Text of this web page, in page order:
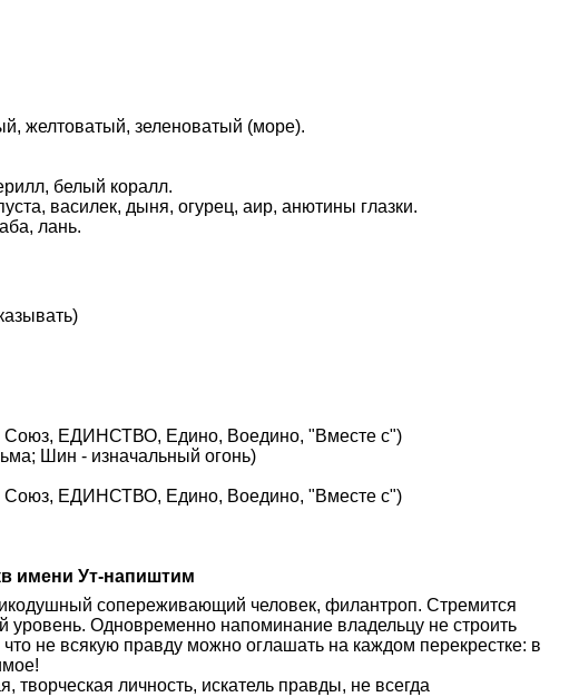
желтоватый, зеленоватый (море).
белый коралл.
василек, дыня, огурец, аир, анютины глазки.
лань.
Союз, ЕДИНСТВО, Едино, Воедино, "Вместе с")
Шин - изначальный огонь)
Союз, ЕДИНСТВО, Едино, Воедино, "Вместе с")
имени Ут-напиштим
сопереживающий человек, филантроп. Стремится
уровень. Одновременно напоминание владельцу не строить
не всякую правду можно оглашать на каждом перекрестке: в
творческая личность, искатель правды, не всегда